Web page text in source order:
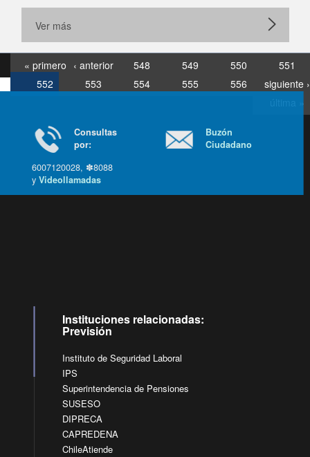
Ver más
« primero ‹ anterior 548 549 550
551
552
553 554 555 556
siguiente ›
última »
Consultas
por:
6007120028, ✽8088
yVideollamadas
Buzón
Ciudadano
Instituciones relacionadas:
Previsión
Instituto de Seguridad Laboral
IPS
Superintendencia de Pensiones
SUSESO
DIPRECA
CAPREDENA
ChileAtiende